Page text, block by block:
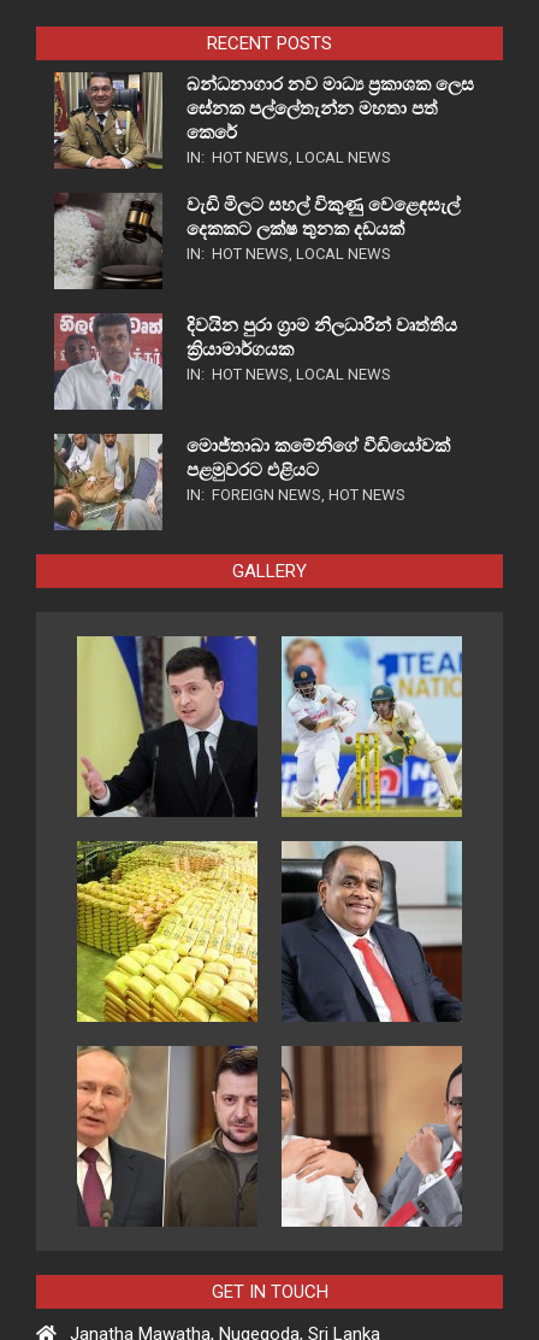
RECENT POSTS
බන්ධනාගාර නව මාධ්‍ය ප්‍රකාශක ලෙස
සේනක පල්ලේතැන්න මහතා පත්
කෙරේ
IN: HOT NEWS LOCAL NEWS
වැඩි මිලට සහල් විකුණු වෙළෙඳසැල්
දෙකකට ලක්ෂ තුනක දඩයක්
IN: HOT NEWS LOCAL NEWS
දිවයින පුරා ග්‍රාම නිලධාරීන් වෘත්තීය
ක්‍රියාමාර්ගයක
IN: HOT NEWS LOCAL NEWS
මොජ්තාබා කමේනිගේ වීඩියෝවක්
පළමුවරට එළියට
IN: FOREIGN NEWS HOT NEWS
GALLERY
GET IN TOUCH
Janatha Mawatha, Nugegoda, Sri Lanka